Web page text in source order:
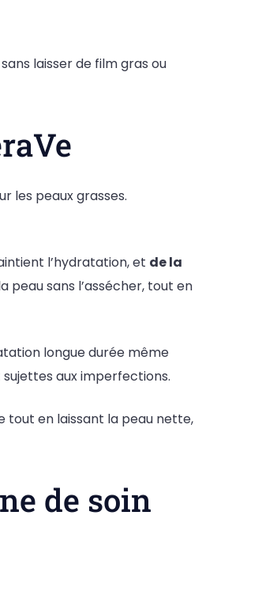
sans laisser de film gras ou
les peaux grasses.
l’hydratation, et de la
sans l’assécher, tout en
longue durée même
aux imperfections.
tout en laissant la peau nette,
de soin